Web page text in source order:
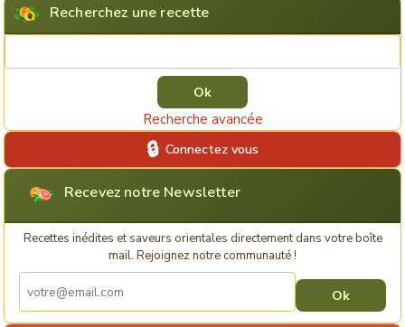
Recherchez une recette
Recherche avancée
Connectez vous
Recevez notre Newsletter
Recettes inédites et saveurs orientales directement dans votre boîte
mail. Rejoignez notre communauté !